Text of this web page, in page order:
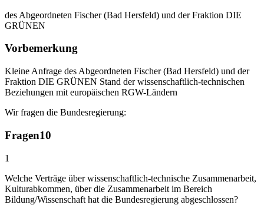
des Abgeordneten Fischer (Bad Hersfeld) und der Fraktion DIE
GRÜNEN
Vorbemerkung
Kleine Anfrage des Abgeordneten Fischer (Bad Hersfeld) und der
Fraktion DIE GRÜNEN Stand der wissenschaftlich-technischen
Beziehungen mit europäischen RGW-Ländern
Wir fragen die Bundesregierung:
Fragen10
1
Welche Verträge über wissenschaftlich-technische Zusammenarbeit,
Kulturabkommen, über die Zusammenarbeit im Bereich
Bildung/Wissenschaft hat die Bundesregierung abgeschlossen?